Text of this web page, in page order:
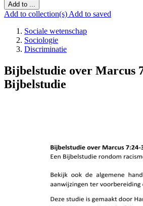
Add to ...
Add to collection(s) Add to saved
Sociale wetenschap
Sociologie
Discriminatie
Bijbelstudie over Marcus
Bijbelstudie